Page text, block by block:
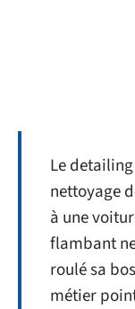
Le
nettoyage
à une
flambant
roulé sa
métier